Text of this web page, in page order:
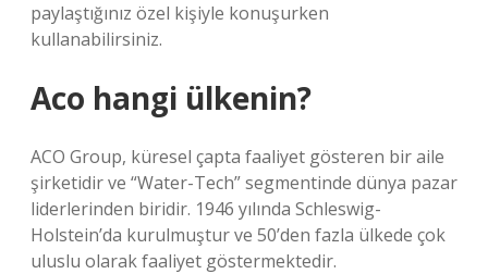
paylaştığınız özel kişiyle konuşurken
kullanabilirsiniz.
Aco hangi ülkenin?
ACO Group, küresel çapta faaliyet gösteren bir aile
şirketidir ve “Water-Tech” segmentinde dünya pazar
liderlerinden biridir. 1946 yılında Schleswig-
Holstein’da kurulmuştur ve 50’den fazla ülkede çok
uluslu olarak faaliyet göstermektedir.